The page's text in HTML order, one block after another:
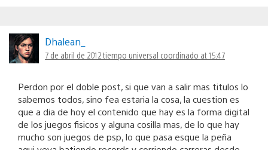
Dhalean_
7 de abril de 2012 tiempo universal coordinado at 15:47
Perdon por el doble post, si que van a salir mas titulos lo
sabemos todos, sino fea estaria la cosa, la cuestion es
que a dia de hoy el contenido que hay es la forma digital
de los juegos fisicos y alguna cosilla mas, de lo que hay
mucho son juegos de psp, lo que pasa esque la peña